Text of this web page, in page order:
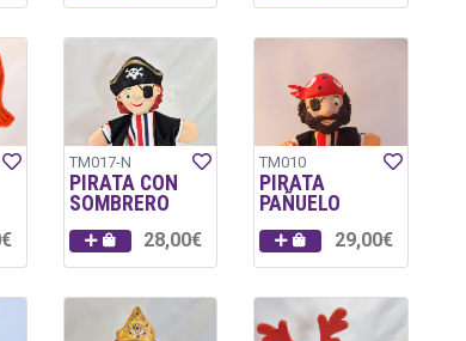
TM017-N
PIRATA CON
SOMBRERO
28,00€
TM010
PIRATA
PAÑUELO
29,00€